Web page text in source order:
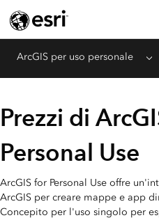
ArcGIS per uso personale Menu
Prezzi di
Personal Use
ArcGIS for Personal Use offre
ArcGIS per creare mappe e app
Concepito per l'uso singolo per